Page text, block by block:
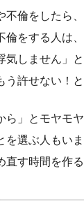
不倫をしたら
倫をする人は
気しません」
う許せない！
ら」とモヤモ
を選ぶ人もい
直す時間を作